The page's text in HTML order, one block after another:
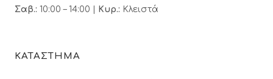
Σαβ.: 10:00 – 14:00 | Κυρ.: Κλειστά
ΚΑΤΑΣΤΗΜΑ